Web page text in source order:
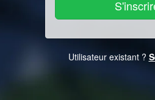
Utilisateur existant ?